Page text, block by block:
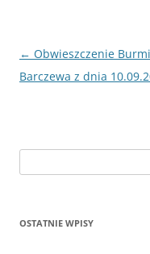
Nawigacja
wpisu
← Obwieszczenie
Barczewa z dnia
OSTATNIE WPISY